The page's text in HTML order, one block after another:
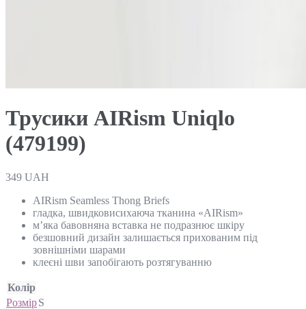
Трусики AIRism Uniqlo
(479199)
349 UAH
AIRism Seamless Thong Briefs
гладка, швидковисихаюча тканина «AIRism»
м’яка бавовняна вставка не подразнює шкіру
безшовний дизайн залишається прихованим під
зовнішніми шарами
клеєні шви запобігають розтягуванню
Колір
РозмірS